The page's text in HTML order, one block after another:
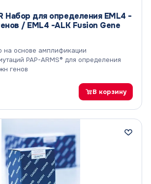
Набор для определения EML4 -
/ EML4 -ALK Fusion Gene
на основе амплификации
PAP-ARMS® для определения
генов
В корзину